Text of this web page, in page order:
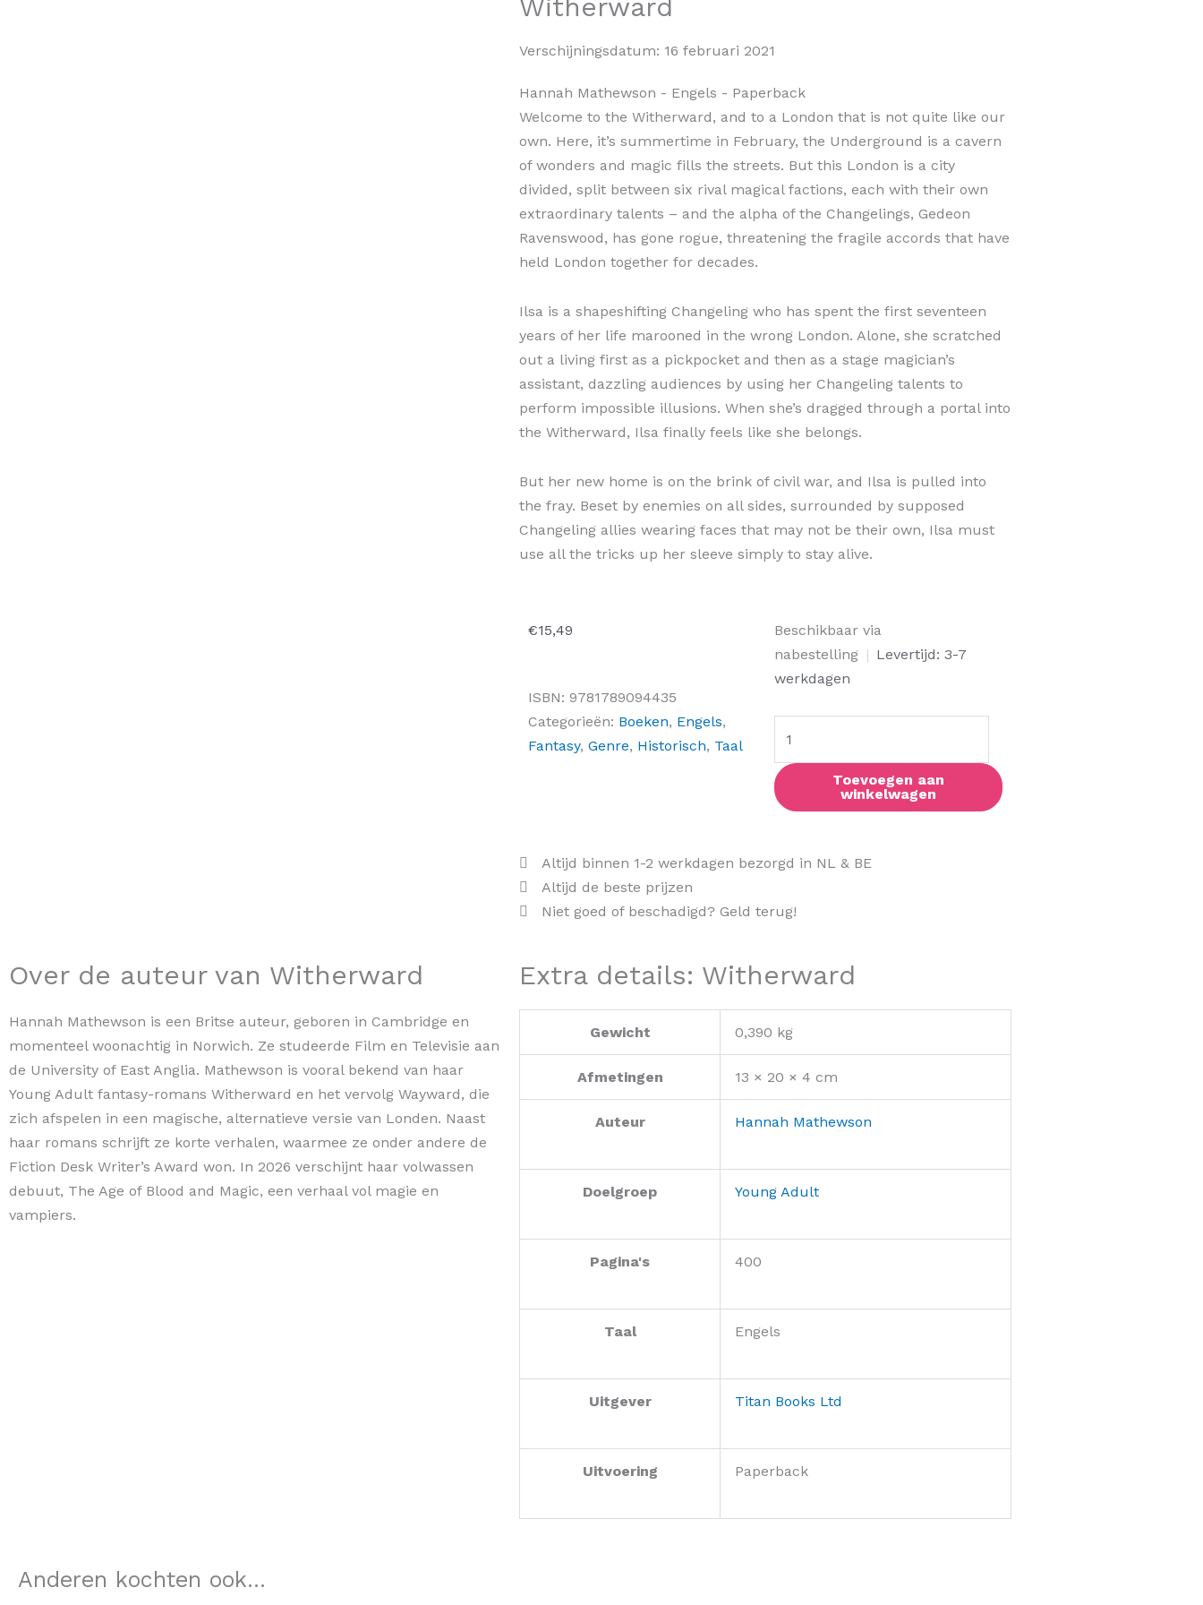
Witherward
Verschijningsdatum: 16 februari 2021
Hannah Mathewson - Engels - Paperback
Welcome to the Witherward, and to a London that is not quite like our
own. Here, it’s summertime in February, the Underground is a cavern
of wonders and magic fills the streets. But this London is a city
divided, split between six rival magical factions, each with their own
extraordinary talents – and the alpha of the Changelings, Gedeon
Ravenswood, has gone rogue, threatening the fragile accords that have
held London together for decades.
Ilsa is a shapeshifting Changeling who has spent the first seventeen
years of her life marooned in the wrong London. Alone, she scratched
out a living first as a pickpocket and then as a stage magician’s
assistant, dazzling audiences by using her Changeling talents to
perform impossible illusions. When she’s dragged through a portal into
the Witherward, Ilsa finally feels like she belongs.
But her new home is on the brink of civil war, and Ilsa is pulled into
the fray. Beset by enemies on all sides, surrounded by supposed
Changeling allies wearing faces that may not be their own, Ilsa must
use all the tricks up her sleeve simply to stay alive.
€15,49
ISBN: 9781789094435
Categorieën: Boeken, Engels,
Fantasy, Genre, Historisch, Taal
Beschikbaar via
nabestelling | Levertijd: 3-7
werkdagen
Witherward
aantal
Toevoegen aan
winkelwagen
Altijd binnen 1-2 werkdagen bezorgd in NL & BE
Altijd de beste prijzen
Niet goed of beschadigd? Geld terug!
Over de auteur van Witherward
Hannah Mathewson is een Britse auteur, geboren in Cambridge en
momenteel woonachtig in Norwich. Ze studeerde Film en Televisie aan
de University of East Anglia. Mathewson is vooral bekend van haar
Young Adult fantasy-romans Witherward en het vervolg Wayward, die
zich afspelen in een magische, alternatieve versie van Londen. Naast
haar romans schrijft ze korte verhalen, waarmee ze onder andere de
Fiction Desk Writer’s Award won. In 2026 verschijnt haar volwassen
debuut, The Age of Blood and Magic, een verhaal vol magie en
vampiers.
Extra details: Witherward
Gewicht 0,390 kg
Afmetingen 13 × 20 × 4 cm
Auteur Hannah Mathewson
Doelgroep Young Adult
Pagina's 400
Taal Engels
Uitgever Titan Books Ltd
Uitvoering Paperback
Anderen kochten ook...